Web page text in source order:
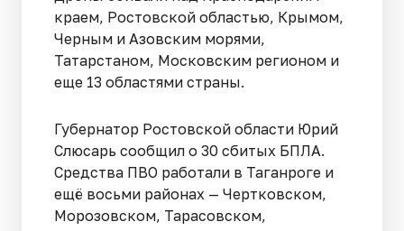
краем, Ростовской областью, Крымом,
Черным и Азовским морями,
Татарстаном, Московским регионом и
еще 13 областями страны.
Губернатор Ростовской области Юрий
Слюсарь сообщил о 30 сбитых БПЛА.
Средства ПВО работали в Таганроге и
ещё восьми районах — Чертковском,
Морозовском, Тарасовском,